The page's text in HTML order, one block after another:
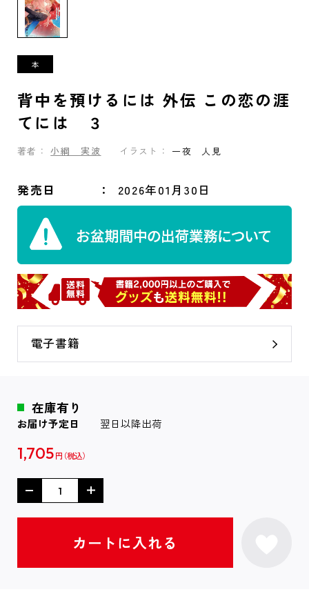
背中を預けるには 外伝 この恋の涯
てには ３
著者： 小綱 実波 イラスト： 一夜 人見
発売日 2026年01月30日
電子書籍
在庫有り
お届け予定日 翌日以降出荷
1,705 円